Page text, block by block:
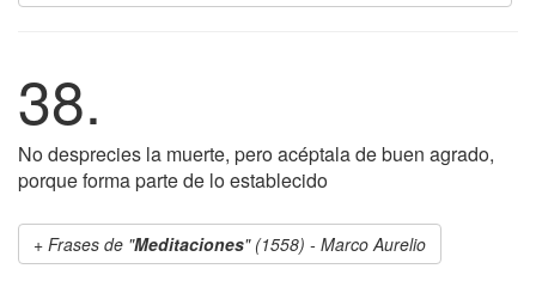
38.
No desprecies la muerte, pero acéptala de buen agrado,
porque forma parte de lo establecido
Frases de "Meditaciones" (1558) - Marco Aurelio